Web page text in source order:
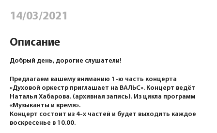
14/03/2021
Описание
Добрый день, дорогие слушатели!
Предлагаем вашему вниманию 1-ю часть концерта
«Духовой оркестр приглашает на ВАЛЬС». Концерт ведёт
Наталья Хабарова. (архивная запись). Из цикла программ
«Музыканты и время».
Концерт состоит из 4-х частей и будет выходить каждое
воскресенье в 10.00.